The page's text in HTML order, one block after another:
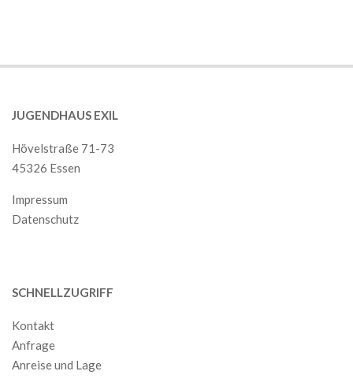
12-
JUGENDHAUS EXIL
Hövelstraße 71-73
45326 Essen
Impressum
Datenschutz
SCHNELLZUGRIFF
Kontakt
Anfrage
Anreise und Lage